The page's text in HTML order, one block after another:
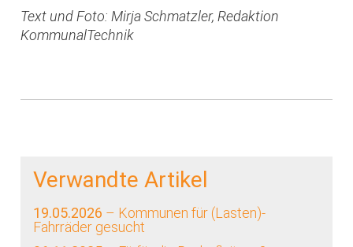
Text und Foto: Mirja Schmatzler, Redaktion
KommunalTechnik
Verwandte Artikel
19.05.2026 – Kommunen für (Lasten)-
Fahrräder gesucht